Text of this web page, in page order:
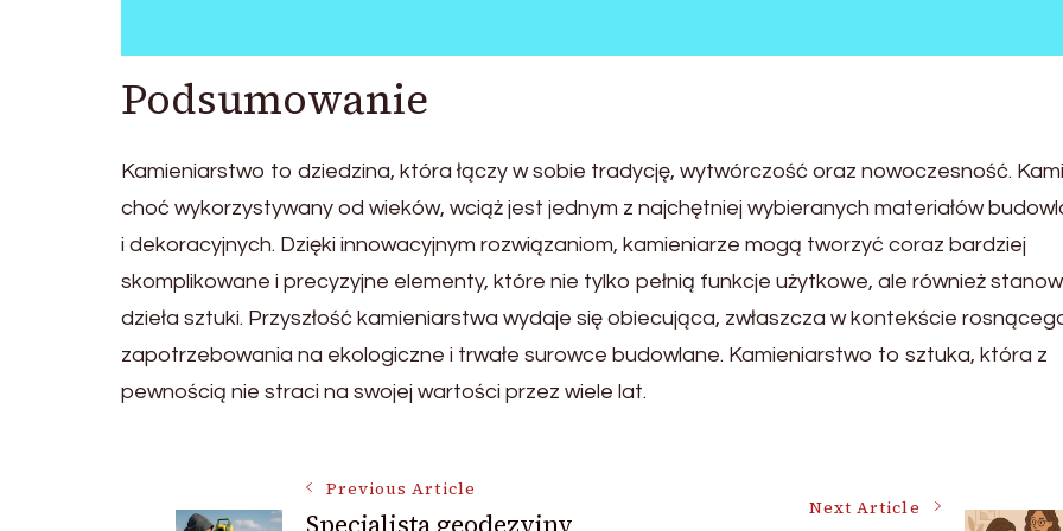
Podsumowanie
Kamieniarstwo to dziedzina, która łączy w sobie tradycję, wytwórczość oraz nowoczesność.
choć wykorzystywany od wieków, wciąż jest jednym z najchętniej wybieranych materiałów
i dekoracyjnych. Dzięki innowacyjnym rozwiązaniom, kamieniarze mogą tworzyć coraz bardziej
skomplikowane i precyzyjne elementy, które nie tylko pełnią funkcje użytkowe, ale również
dzieła sztuki. Przyszłość kamieniarstwa wydaje się obiecująca, zwłaszcza w kontekście
zapotrzebowania na ekologiczne i trwałe surowce budowlane. Kamieniarstwo to sztuka, która z
pewnością nie straci na swojej wartości przez wiele lat.
Post Previous Article
Next Article